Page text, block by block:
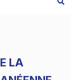
LA